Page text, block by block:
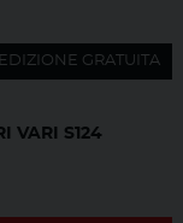
GRATUITA
VARI S124